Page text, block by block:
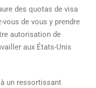
des quotas de visa
vous de vous y prendre
autorisation de
aux États-Unis
un ressortissant